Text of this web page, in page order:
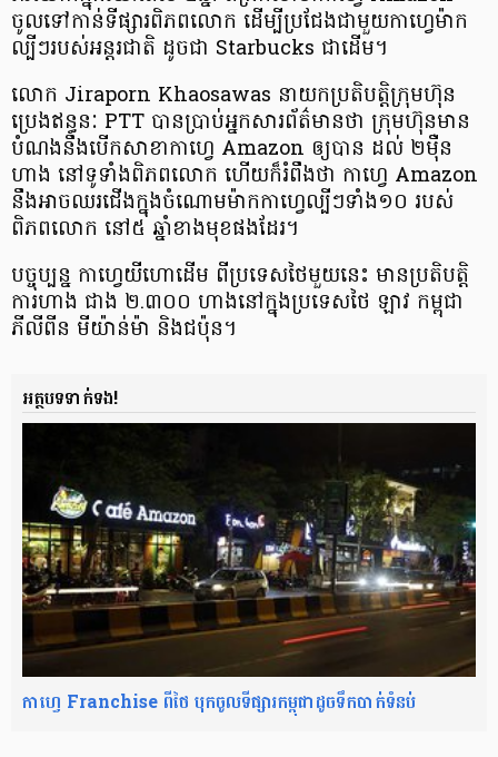
ចូលទៅ​កាន់​ទីផ្សារ​ពិភពលោក ដើម្បី​ប្រជែង​​ជាមួយ​​កាហ្វេ​​ម៉ាក
ល្បីៗ​របស់​អន្តរជាតិ ដូចជា​ Starbucks ជាដើម។
លោក Jiraporn Khaosawas នាយក​ប្រតិបត្តិ​​ក្រុមហ៊ុន​​
ប្រេង​ឥន្ធនៈ PTT បានប្រាប់​អ្នក​សារព័ត៌មាន​ថា ក្រុមហ៊ុន​​មាន​
បំណង​​នឹងបើក​​សាខា​​កាហ្វេ Amazon ឲ្យបាន ដល់ ២ម៉ឺន
ហាង នៅទូទាំង​ពិភពលោក ហើយ​ក៏​​រំពឹងថា កាហ្វេ Amazon
នឹងអាច​ឈរ​ជើង​​ក្នុង​ចំណោម​​ម៉ាក​​កាហ្វេ​​ល្បីៗ​ទាំង១០ របស់
ពិភព​លោក នៅ៥ ឆ្នាំខាងមុខ​ផងដែរ។
បច្ចុប្បន្ន កាហ្វេយីហោ​ដើម ពីប្រទេស​ថៃ​មួយនេះ មាន​ប្រតិបត្តិ
ការ​ហាង ជាង ២.៣០០ ហាង​​នៅក្នុង​ប្រទេស​ថៃ ឡាវ កម្ពុជា
ភីលីពីន មីយ៉ាន់ម៉ា និងជប៉ុន។
អត្ថបទទាក់ទង!
កាហ្វេ Franchise ពី​ថៃ បុក​ចូល​ទីផ្សារ​កម្ពុជា​ដូច​ទឹក​បាក់​ទំនប់